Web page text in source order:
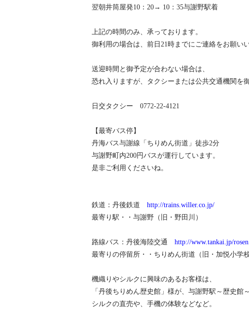
翌朝井筒屋発10：20→ 10：35与謝野駅着
上記の時間のみ、承っております。
御利用の場合は、前日21時までにご連絡をお願い
送迎時間と御予定が合わない場合は、
恐れ入りますが、タクシーまたは公共交通機関を
日交タクシー 0772-22-4121
【最寄バス停】
丹海バス与謝線「ちりめん街道」徒歩2分
与謝野町内200円バスが運行しています。
是非ご利用くださいね。
鉄道：丹後鉄道 http://trains.willer.co.jp/
最寄り駅・・与謝野（旧・野田川）
路線バス：丹後海陸交通 http://www.tankai.jp/
最寄りの停留所・・ちりめん街道（旧・加悦小学校
機織りやシルクに興味のあるお客様は、
「丹後ちりめん歴史館」様が、与謝野駅～歴史館
シルクの直売や、手機の体験などなど。